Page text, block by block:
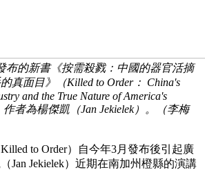
布的新書《按需殺戮：中國的器官活摘
真面目》（Killed to Order： China's
and the True Nature of America's
作者為楊傑凱（Jan Jekielek）。（李梅
to Order）自今年3月發布後引起廣
Jan Jekielek）近期在南加州橙縣的演講